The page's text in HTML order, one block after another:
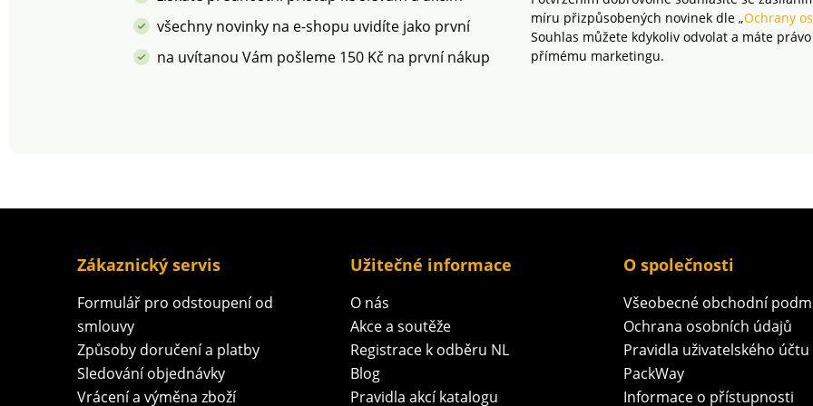
rámec platných norem.
Lze prát v pračce.
rámec platných norem.
Lze prát v pračce.
rámec
Lze
všechny novinky na e-shopu uvidíte jako první
na uvítanou Vám pošleme 150 Kč na první nákup
míru přizpůsobených novinek dle „Ochrany
Souhlas můžete kdykoliv odvolat a máte
přímému marketingu.
Zákaznický servis
Formulář pro odstoupení od
smlouvy
Způsoby doručení a platby
Sledování objednávky
Vrácení a výměna zboží
Užitečné informace
O nás
Akce a soutěže
Registrace k odběru NL
Blog
Pravidla akcí katalogu
O společnosti
Všeobecné obchodní
Ochrana osobních údajů
Pravidla uživatelského účtu
PackWay
Informace o přístupnosti